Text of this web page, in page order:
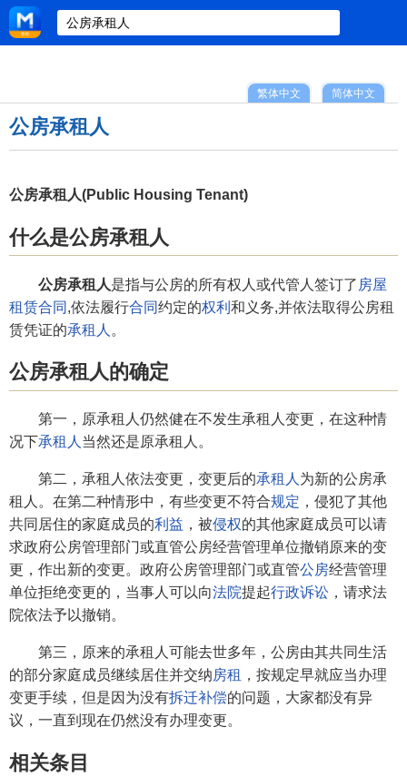
简体中文
繁体中文
公房承租人
公房承租人(Public Housing Tenant)
什么是公房承租人
公房承租人是指与公房的所有权人或代管人签订了 房屋
租赁合同 ,依法履行合同约定的权利 和义务,并依法取得公房租
赁凭证的承租人 。
公房承租人的确定
第一，原承租人仍然健在不发生承租人变更，在这种情
况下承租人 当然还是原承租人。
第二，承租人依法变更，变更后的承租人 为新的公房承
租人。在第二种情形中，有些变更不符合规定 ，侵犯了其他
共同居住的家庭成员的利益 ，被侵权的其他家庭成员可以请
求政府公房管理部门或直管公房经营管理单位撤销原来的变
更，作出新的变更。政府公房管理部门或直管公房经营管理
单位拒绝变更的，当事人可以向法院提起行政诉讼 ，请求法
院依法予以撤销。
第三，原来的承租人可能去世多年，公房由其共同生活
的部分家庭成员继续居住并交纳房租 ，按规定早就应当办理
变更手续，但是因为没有拆迁补偿的问题，大家都没有异
议，一直到现在仍然没有办理变更。
相关条目